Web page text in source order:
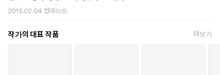
글들을 한 편 한 편 읽고 있으면 불꽃놀이가 터지는 유리컵을 들
여다보는 것처럼 마음속으로 다양한 부호들이 쏟아진다. 청각과
심히 읽게 된다. 문장에서 힘을 받고 내일로 걸음을 내딛을 수 있
2015.02.04업데이트
작가의 대표 작품 더보기